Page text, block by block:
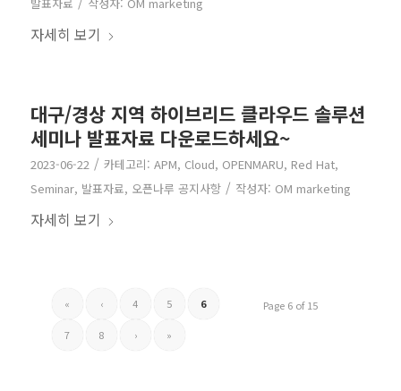
자세히 보기
대구/경상 지역 하이브리드 클라우드 솔루션
세미나 발표자료 다운로드하세요~
2023-06-22 / 카테고리: APM, Cloud, OPENMARU, Red Hat,
Seminar, 발표자료, 오픈나루 공지사항 / 작성자: OM marketing
자세히 보기
Page 6 of 15
« ‹ 4 5 6
7 8 › »